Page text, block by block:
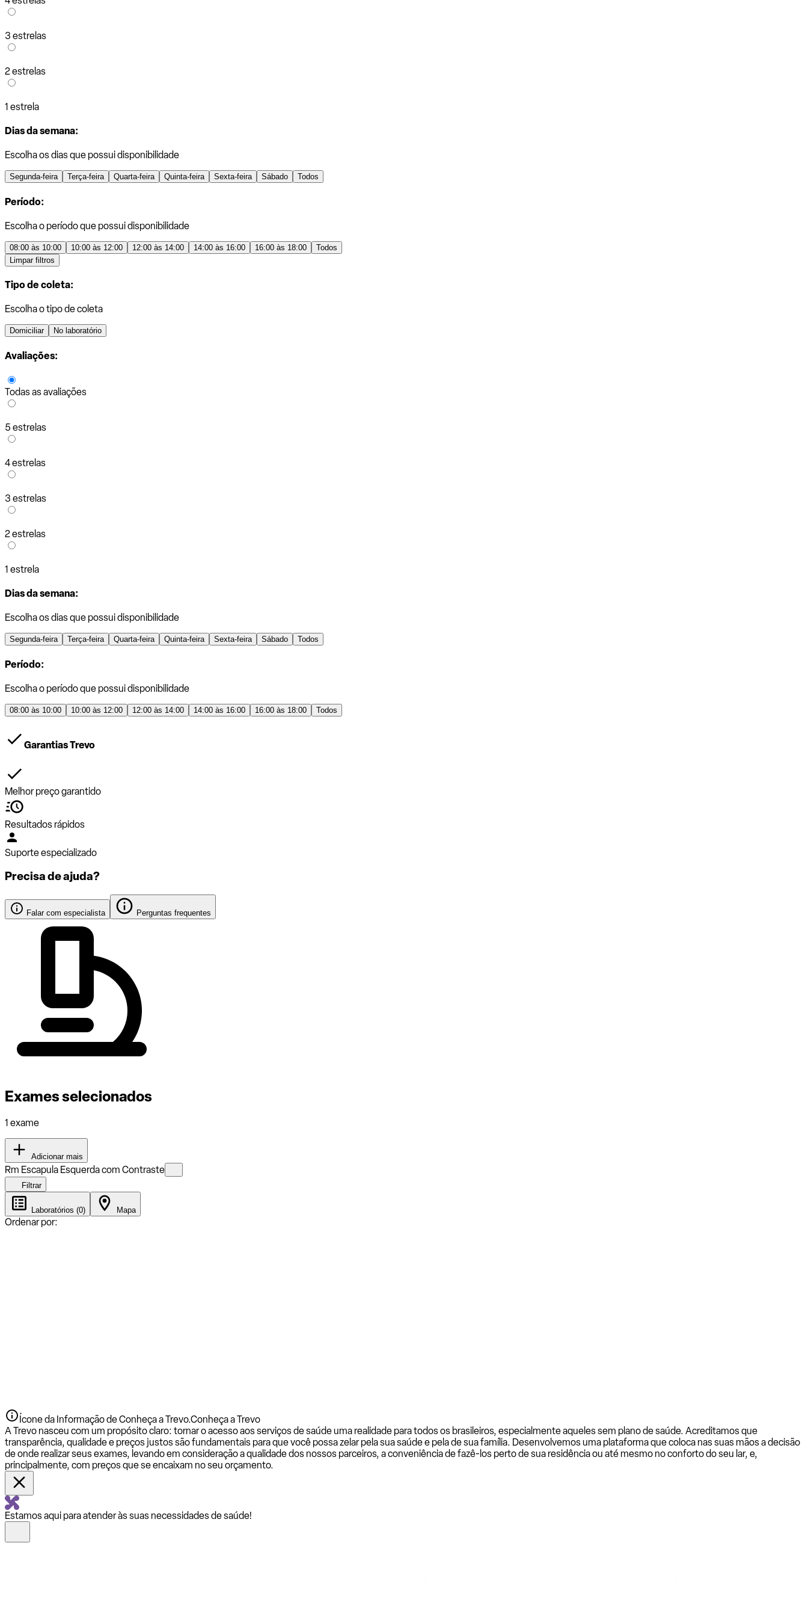
3 estrelas
2 estrelas
1 estrela
Dias da semana:
Escolha os dias que possui disponibilidade
Segunda-feira Terça-feira Quarta-feira Quinta-feira Sexta-feira Sábado Todos
Período:
Escolha o período que possui disponibilidade
08:00 às 10:00 10:00 às 12:00 12:00 às 14:00 14:00 às 16:00 16:00 às 18:00
Todos
Limpar filtros
Tipo de coleta:
Escolha o tipo de coleta
Domiciliar No laboratório
Avaliações:
Todas as avaliações
5 estrelas
4 estrelas
3 estrelas
2 estrelas
1 estrela
Dias da semana:
Escolha os dias que possui disponibilidade
Segunda-feira Terça-feira Quarta-feira Quinta-feira Sexta-feira Sábado Todos
Período:
Escolha o período que possui disponibilidade
08:00 às 10:00 10:00 às 12:00 12:00 às 14:00 14:00 às 16:00 16:00 às 18:00 Todos
Garantias Trevo
Melhor preço garantido
Resultados rápidos
Suporte especializado
Precisa de ajuda?
Falar com especialista Perguntas frequentes
Exames selecionados
1 exame
Adicionar mais
Rm Escapula Esquerda com Contraste
Filtrar
Laboratórios (0) Mapa
Ordenar por:
Ícone da Informação de Conheça a Trevo.Conheça a Trevo
A Trevo nasceu com um propósito claro: tornar o acesso aos serviços de saúde uma realidade para todos os brasileiros, especialmente aqueles sem plano de saúde. Acreditamos que
transparência, qualidade e preços justos são fundamentais para que você possa zelar pela sua saúde e pela de sua família. Desenvolvemos uma plataforma que coloca nas suas mãos a decisão
de onde realizar seus exames, levando em consideração a qualidade dos nossos parceiros, a conveniência de fazê-los perto de sua residência ou até mesmo no conforto do seu lar, e,
principalmente, com preços que se encaixam no seu orçamento.
Estamos aqui para atender às suas necessidades de saúde!